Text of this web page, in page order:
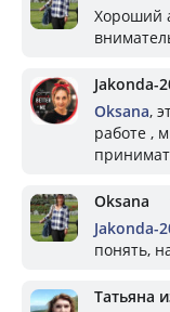
Хороший
Jakonda-
Oksana,
работе ,
Oksana
Jakonda-
понять,
Татьяна